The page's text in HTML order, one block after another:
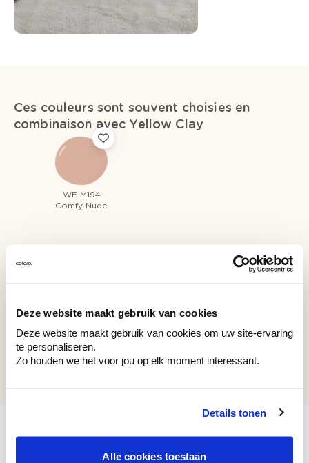
Deze website maakt gebruik van cookies
Deze website maakt gebruik van cookies om uw site-ervaring
te personaliseren.
Zo houden we het voor jou op elk moment interessant.
Details tonen
Alle cookies toestaan
Ces couleurs sont souvent choisies en
combinaison avec Yellow Clay
WE M194
Comfy Nude
WAC 004
Yellow Clay